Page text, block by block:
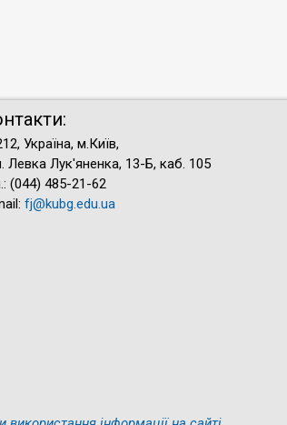
Україна, м.Київ,
Левка Лук'яненка, 13-Б, каб. 105
(044) 485-21-62
fj@kubg.edu.ua